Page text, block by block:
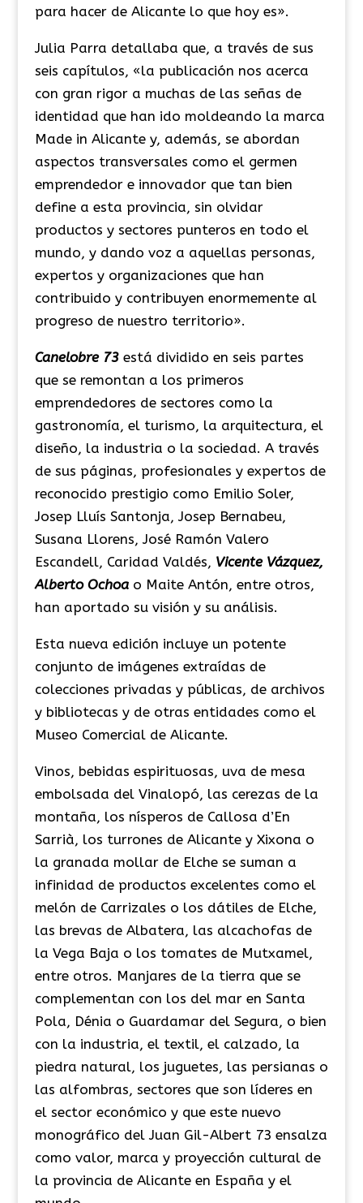
para hacer de Alicante lo que hoy es».
Julia Parra detallaba que, a través de sus
seis capítulos, «la publicación nos acerca
con gran rigor a muchas de las señas de
identidad que han ido moldeando la marca
Made in Alicante y, además, se abordan
aspectos transversales como el germen
emprendedor e innovador que tan bien
define a esta provincia, sin olvidar
productos y sectores punteros en todo el
mundo, y dando voz a aquellas personas,
expertos y organizaciones que han
contribuido y contribuyen enormemente al
progreso de nuestro territorio».
Canelobre 73está dividido en seis partes
que se remontan a los primeros
emprendedores de sectores como la
gastronomía, el turismo, la arquitectura, el
diseño, la industria o la sociedad. A través
de sus páginas, profesionales y expertos de
reconocido prestigio como Emilio Soler,
Josep Lluís Santonja, Josep Bernabeu,
Susana Llorens, José Ramón Valero
Escandell, Caridad Valdés, Vicente Vázquez,
Alberto Ochoao Maite Antón, entre otros,
han aportado su visión y su análisis.
Esta nueva edición incluye un potente
conjunto de imágenes extraídas de
colecciones privadas y públicas, de archivos
y bibliotecas y de otras entidades como el
Museo Comercial de Alicante.
Vinos, bebidas espirituosas, uva de mesa
embolsada del Vinalopó, las cerezas de la
montaña, los nísperos de Callosa d’En
Sarrià, los turrones de Alicante y Xixona o
la granada mollar de Elche se suman a
infinidad de productos excelentes como el
melón de Carrizales o los dátiles de Elche,
las brevas de Albatera, las alcachofas de
la Vega Baja o los tomates de Mutxamel,
entre otros. Manjares de la tierra que se
complementan con los del mar en Santa
Pola, Dénia o Guardamar del Segura, o bien
con la industria, el textil, el calzado, la
piedra natural, los juguetes, las persianas o
las alfombras, sectores que son líderes en
el sector económico y que este nuevo
monográfico del Juan Gil-Albert 73 ensalza
como valor, marca y proyección cultural de
la provincia de Alicante en España y el